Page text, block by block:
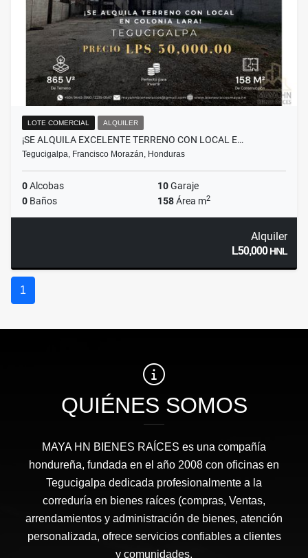
LOTE COMERCIAL ALQUILER
¡SE ALQUILA EXCELENTE TERRENO CON LOCAL E…
Tegucigalpa, Francisco Morazán, Honduras
0Alcobas 10Garaje
0 Baños 158Área m2
Alquiler
L50,000HNL
1
QUIÉNES SOMOS
MAYA HN BIENES RAÍCES​ es una compañía
hondureña, fundada en el año 2008 con oficinas en
Tegucigalpa dedicada profesionalmente a la
correduría en bienes raíces (compras, Ventas,
arrendamientos y administración de bienes, atención
personalizada, ofrece servicios confiables a clientes
y comunidades.